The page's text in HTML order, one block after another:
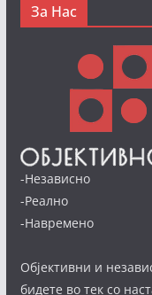
За Нас
-Независно
-Реално
-Навремено
Објективни и
бидете во тек со